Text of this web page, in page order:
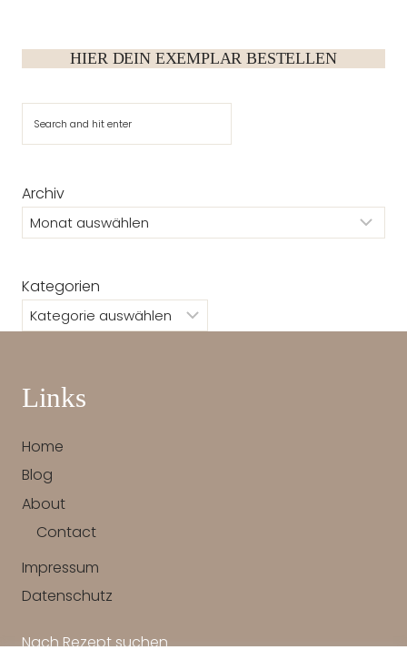
HIER DEIN EXEMPLAR BESTELLEN
Archiv
Kategorien
Links
Home
Blog
About
Contact
Impressum
Datenschutz
Nach Rezept suchen